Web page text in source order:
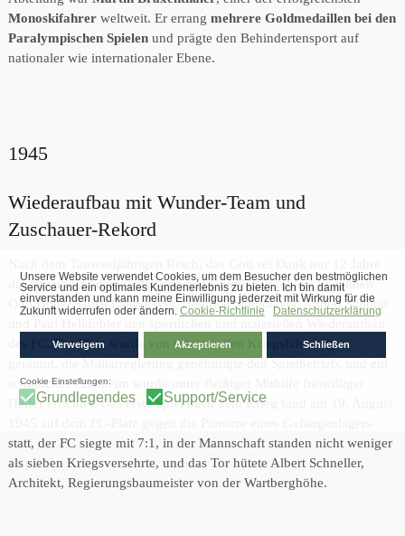
Monoskifahrer weltweit. Er errang mehrere Goldmedaillen bei den
Paralympischen Spielen und prägte den Behindertensport auf
nationaler wie internationaler Ebene.
1945
Wiederaufbau mit Wunder-Team und
Zuschauer-Rekord
dauerte und zu dem leider jedwede Unterlagen fehlen, begannen
Otto Huber, Gustl Langmayer, Heinrich Stadlmeyer, Anderl Schmid
des FC. Der Platz wurde von schrottreifen Kriegsfahrzeugen
schmuckes Clubheim wurde unter fleißiger Mithilfe freiwilliger
Helfer errichtet. Das erste Spiel nach dem Krieg fand am 19. August
statt, der FC siegte mit 7:1, in der Mannschaft standen nicht weniger
als sieben Kriegsversehrte, und das Tor hütete Albert Schneller,
Architekt, Regierungsbaumeister von der Wartberghöhe.